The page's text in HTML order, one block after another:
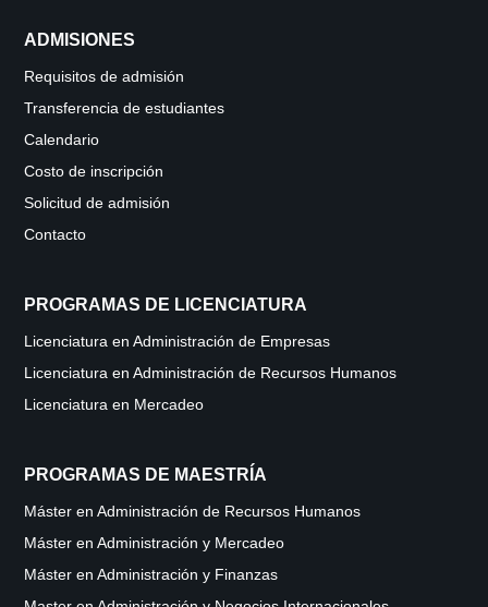
ADMISIONES
Requisitos de admisión
Transferencia de estudiantes
Calendario
Costo de inscripción
Solicitud de admisión
Contacto
PROGRAMAS DE LICENCIATURA
Licenciatura en Administración de Empresas
Licenciatura en Administración de Recursos Humanos
Licenciatura en Mercadeo
PROGRAMAS DE MAESTRÍA
Máster en Administración de Recursos Humanos
Máster en Administración y Mercadeo
Máster en Administración y Finanzas